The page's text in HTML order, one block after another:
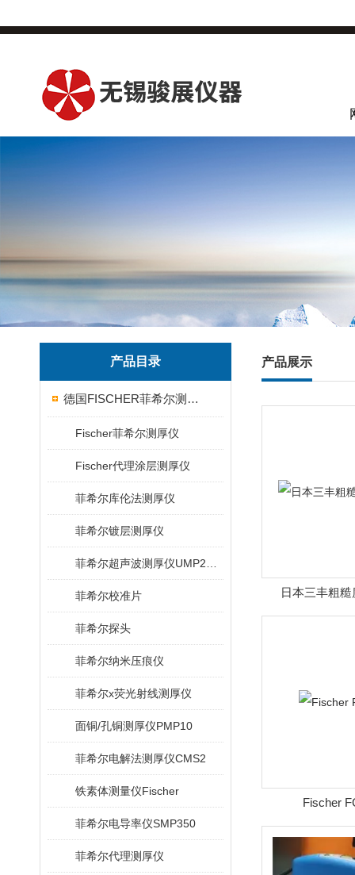
产品目录
德国FISCHER菲希尔测厚仪
Fischer菲希尔测厚仪
Fischer代理涂层测厚仪
菲希尔库伦法测厚仪
菲希尔镀层测厚仪
菲希尔校准片
菲希尔探头
菲希尔纳米压痕仪
菲希尔x荧光射线测厚仪
面铜/孔铜测厚仪PMP10
菲希尔电解法测厚仪CMS2
铁素体测量仪Fischer
菲希尔电导率仪SMP350
菲希尔代理测厚仪
产品展示
日本三丰粗
Fischer